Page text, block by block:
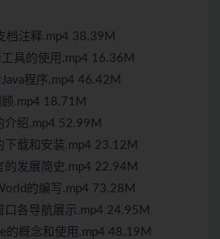
档注释.mp4 38.39M
具的使用.mp4 16.36M
程序.mp4 46.42M
.mp4 18.71M
介绍.mp4 52.99M
下载和安装.mp4 23.12M
的发展简史.mp4 22.94M
的编写.mp4 73.28M
口各导航展示.mp4 24.95M
的概念和使用.mp4 48.19M